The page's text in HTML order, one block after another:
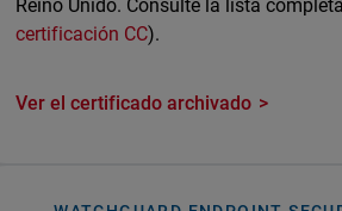
Reino Unido. Consulte la lista
certificación CC).
Ver el certificado archivado